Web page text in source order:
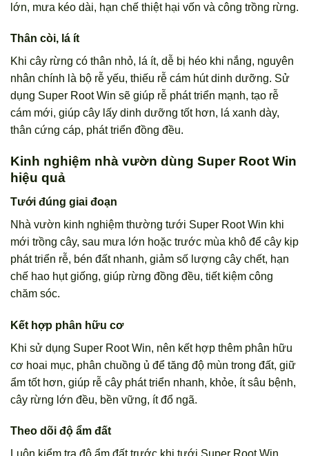
lớn, mưa kéo dài, hạn chế thiệt hại vốn và công trồng rừng.
Thân còi, lá ít
Khi cây rừng có thân nhỏ, lá ít, dễ bị héo khi nắng, nguyên
nhân chính là bộ rễ yếu, thiếu rễ cám hút dinh dưỡng. Sử
dụng Super Root Win sẽ giúp rễ phát triển mạnh, tạo rễ
cám mới, giúp cây lấy dinh dưỡng tốt hơn, lá xanh dày,
thân cứng cáp, phát triển đồng đều.
Kinh nghiệm nhà vườn dùng Super Root Win
hiệu quả
Tưới đúng giai đoạn
Nhà vườn kinh nghiệm thường tưới Super Root Win khi
mới trồng cây, sau mưa lớn hoặc trước mùa khô để cây kịp
phát triển rễ, bén đất nhanh, giảm số lượng cây chết, hạn
chế hao hụt giống, giúp rừng đồng đều, tiết kiệm công
chăm sóc.
Kết hợp phân hữu cơ
Khi sử dụng Super Root Win, nên kết hợp thêm phân hữu
cơ hoai mục, phân chuồng ủ để tăng độ mùn trong đất, giữ
ẩm tốt hơn, giúp rễ cây phát triển nhanh, khỏe, ít sâu bệnh,
cây rừng lớn đều, bền vững, ít đổ ngã.
Theo dõi độ ẩm đất